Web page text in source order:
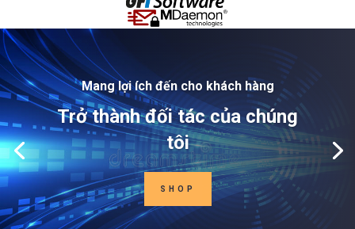
Mang lợi ích đến cho khách hàng
Trở thành đối tác của chúng
tôi
SHOP